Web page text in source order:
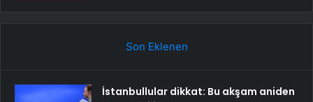
Son Eklenen
İstanbullular dikkat: Bu akşam aniden